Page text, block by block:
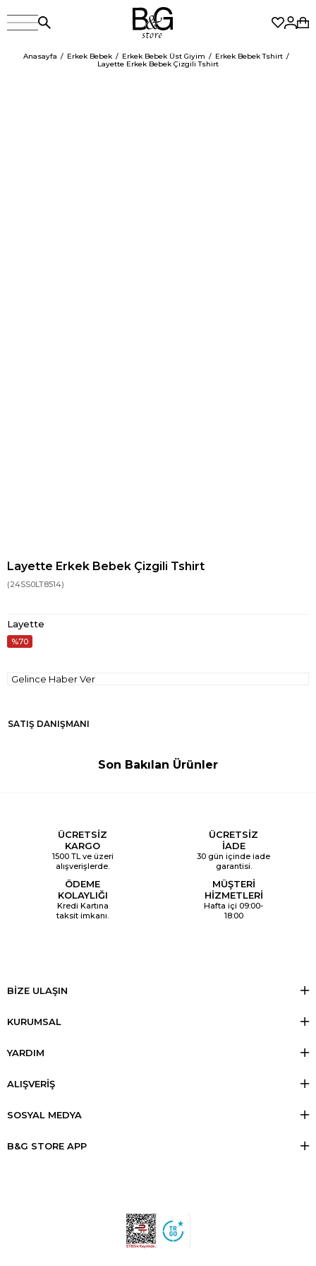
Anasayfa Erkek Bebek Erkek Bebek Üst Giyim
Erkek Bebek Tshirt
Layette Erkek Bebek Çizgili Tshirt
Layette Erkek Bebek Çizgili Tshirt
(24SS0LT8514)
Layette
70
Gelince Haber Ver
SATIŞ DANIŞMANI
Son Bakılan Ürünler
ÜCRETSİZ
KARGO
1500 TL ve üzeri
alışverişlerde.
ÜCRETSİZ
İADE
30 gün içinde iade
garantisi.
ÖDEME
KOLAYLIĞI
Kredi Kartına
taksit imkanı.
MÜŞTERİ
HİZMETLERİ
Hafta içi 09:00-
18:00
BİZE ULAŞIN
KURUMSAL
YARDIM
ALIŞVERİŞ
SOSYAL MEDYA
B&G STORE APP